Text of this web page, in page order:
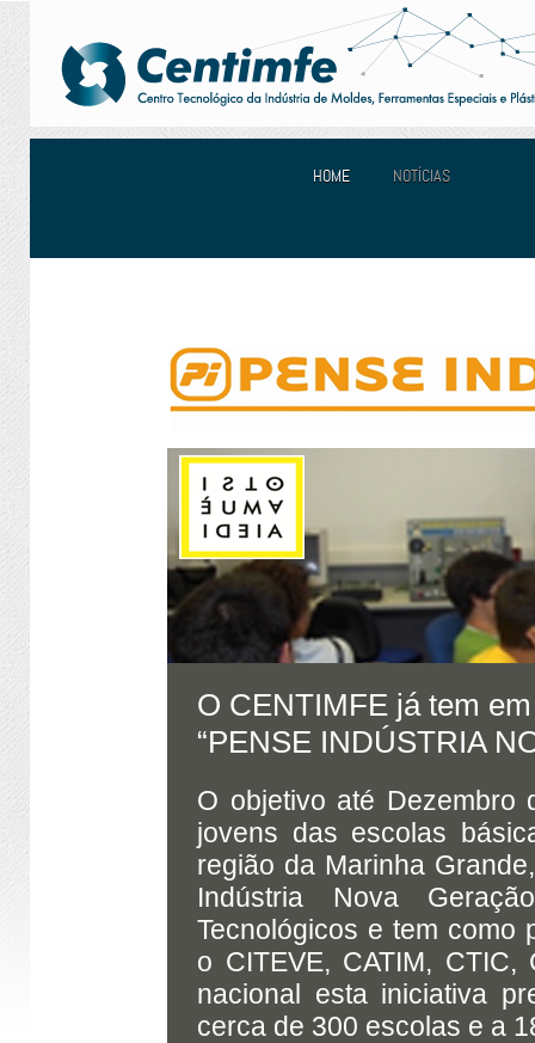
HOME NOTÍCIAS
O CENTIMFE já tem
“PENSE INDÚSTRIA
O objetivo até
jovens das escolas
região da Marinha
Indústria Nova
Tecnológicos e tem como
o CITEVE, CATIM,
nacional esta iniciativa
cerca de 300 escolas e a